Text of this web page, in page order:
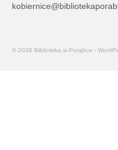
© 2026 Biblioteka w Porąbce -